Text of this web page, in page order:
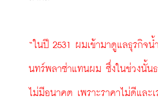
“ในปี 2531 ผมเข้ามาดูแลธุรกิจ
นทร์พลาซ่าแทนผม ซึ่งในช่วงนั้นธ
ไม่มีอนาคต เพราะราคาไม่ดีและ